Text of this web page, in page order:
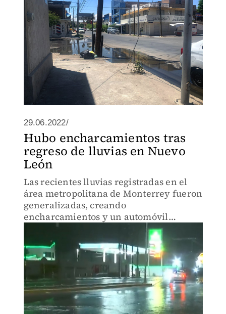
29.06.2022/
Hubo encharcamientos tras
regreso de lluvias en Nuevo
León
Las recientes lluvias registradas en el
área metropolitana de Monterrey fueron
generalizadas, creando
encharcamientos y un automóvil
varado. Elementos de protección civil
realizaron un cierre vial para evitar
accidentes.